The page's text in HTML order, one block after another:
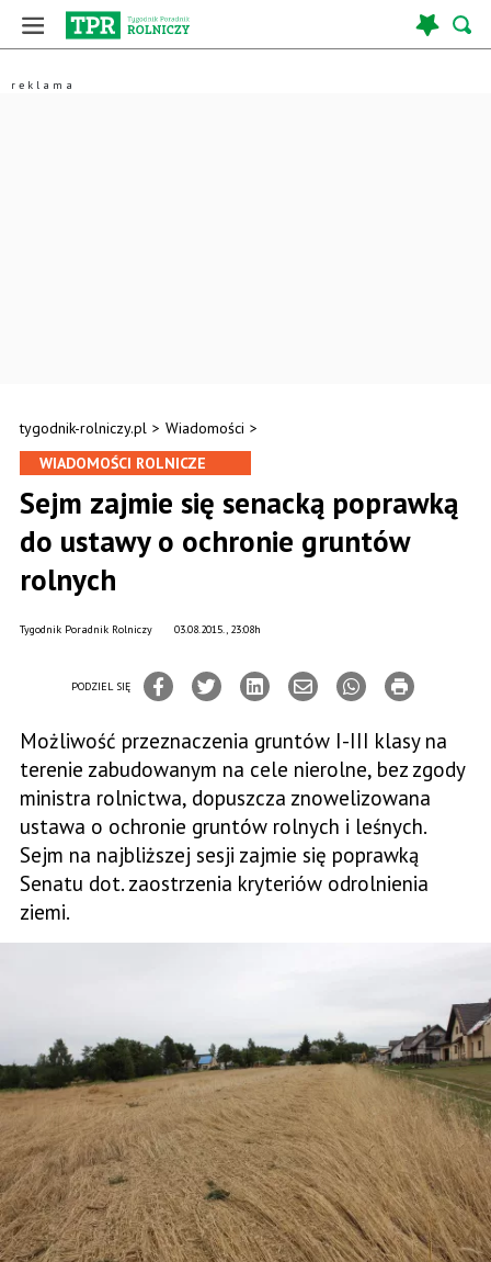
tygodnik-rolniczy.pl > Wiadomości >
WIADOMOŚCI ROLNICZE
Sejm zajmie się senacką poprawką
do ustawy o ochronie gruntów
rolnych
03.08.2015., 23:08h
Tygodnik Poradnik Rolniczy
PODZIEL SIĘ
Możliwość przeznaczenia gruntów I-III klasy na
terenie zabudowanym na cele nierolne, bez zgody
ministra rolnictwa, dopuszcza znowelizowana
ustawa o ochronie gruntów rolnych i leśnych.
Sejm na najbliższej sesji zajmie się poprawką
Senatu dot. zaostrzenia kryteriów odrolnienia
ziemi.